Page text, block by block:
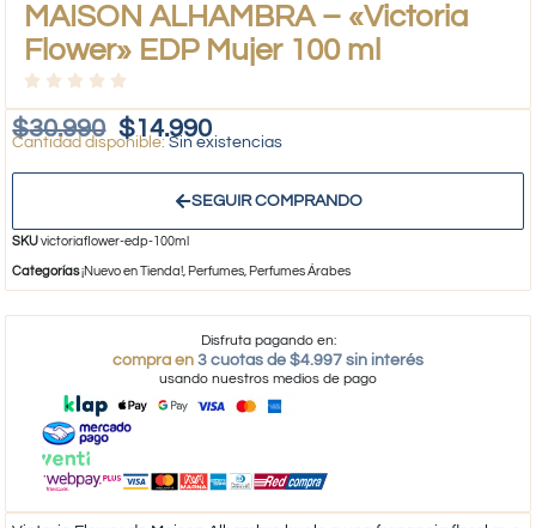
MAISON ALHAMBRA – «Victoria
Flower» EDP Mujer 100 ml
$30.990 $14.990
Sin existencias
SEGUIR COMPRANDO
SKUvictoriaflower-edp-100ml
Categorías¡Nuevo en Tienda!, Perfumes, Perfumes Árabes
Disfruta pagando en:
compra en 3 cuotas de $4.997 sin interés
usando nuestros medios de pago